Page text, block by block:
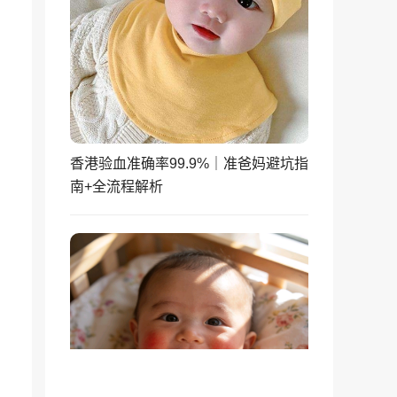
香港验血准确率99.9%｜准爸妈避坑指
南+全流程解析